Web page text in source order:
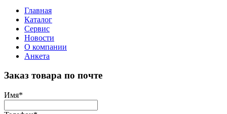
Главная
Каталог
Сервис
Новости
О компании
Анкета
Заказ товара по почте
Имя*